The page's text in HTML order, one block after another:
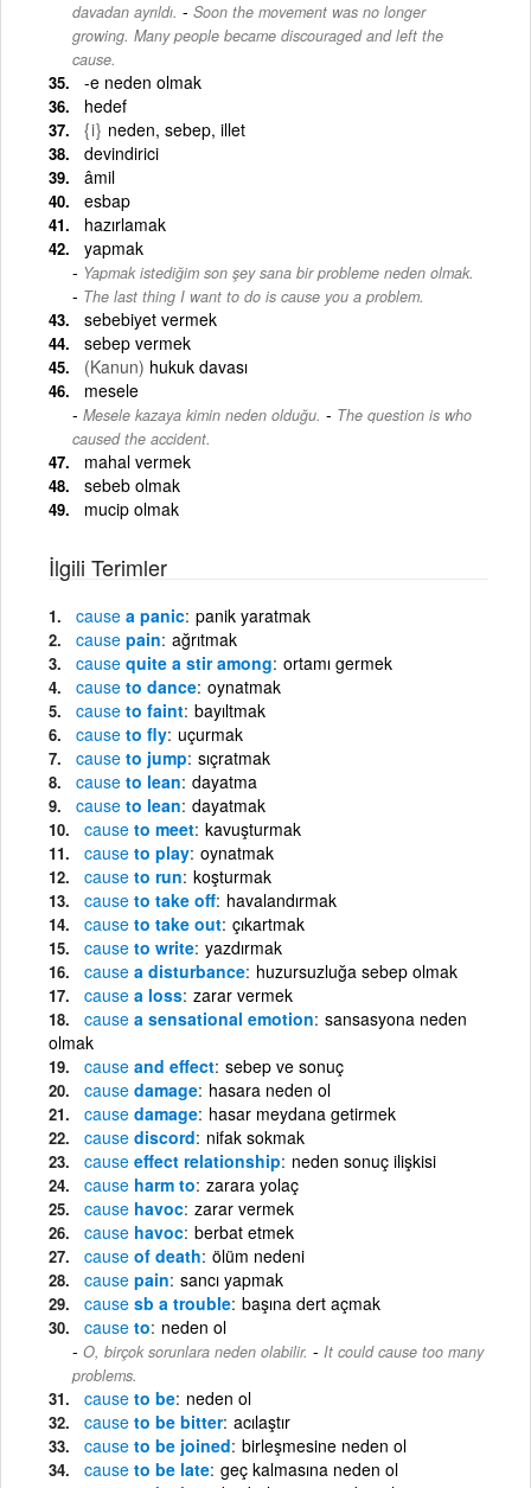
davadan ayrıldı. - Soon the movement was no longer
growing. Many people became discouraged and left the
cause.
-e neden olmak
hedef
{i} neden, sebep, illet
devindirici
âmil
esbap
hazırlamak
yapmak
Yapmak istediğim son şey sana bir probleme neden olmak.
- The last thing I want to do is cause you a problem.
sebebiyet vermek
sebep vermek
(Kanun) hukuk davası
mesele
Mesele kazaya kimin neden olduğu. - The question is who
caused the accident.
mahal vermek
sebeb olmak
mucip olmak
İlgili Terimler
cause a panic panik yaratmak
cause pain ağrıtmak
cause quite a stir among ortamı germek
cause to dance oynatmak
cause to faint bayıltmak
cause to fly uçurmak
cause to jump sıçratmak
cause to lean dayatma
cause to lean dayatmak
cause to meet kavuşturmak
cause to play oynatmak
cause to run koşturmak
cause to take off havalandırmak
cause to take out çıkartmak
cause to write yazdırmak
cause a disturbance huzursuzluğa sebep olmak
cause a loss zarar vermek
cause a sensational emotion sansasyona neden
olmak
cause and effect sebep ve sonuç
cause damage hasara neden ol
cause damage hasar meydana getirmek
cause discord nifak sokmak
cause effect relationship neden sonuç ilişkisi
cause harm to zarara yolaç
cause havoc zarar vermek
cause havoc berbat etmek
cause of death ölüm nedeni
cause pain sancı yapmak
cause sb a trouble başına dert açmak
cause to neden ol
O, birçok sorunlara neden olabilir. - It could cause too many
problems.
cause to be neden ol
cause to be bitter acılaştır
cause to be joined birleşmesine neden ol
cause to be late geç kalmasına neden ol